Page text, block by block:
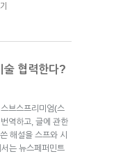
술 협력한다?
브스프리미엄(스
역하고, 글에 관한
해설을 스프와 시
는 뉴스페퍼민트